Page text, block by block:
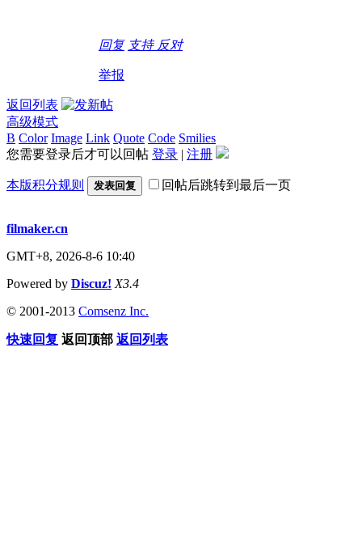
回复 支持 反对
举报
返回列表
高级模式
B Color Image Link Quote Code Smilies
您需要登录后才可以回帖 登录 | 注册
本版积分规则 发表回复 回帖后跳转到最后一页
filmaker.cn
GMT+8, 2026-8-6 10:40
Powered by Discuz! X3.4
© 2001-2013 Comsenz Inc.
快速回复 返回顶部 返回列表